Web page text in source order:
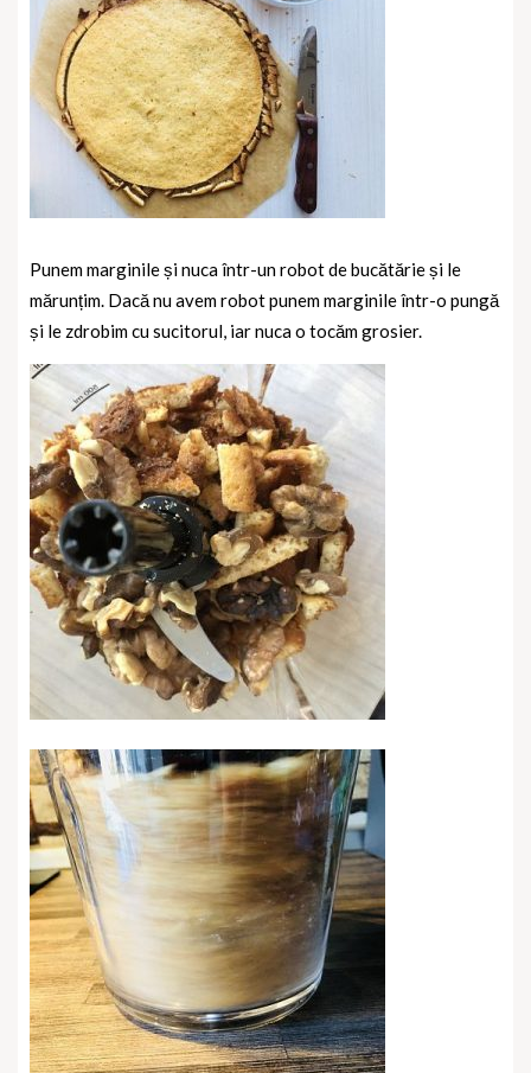
Punem marginile și nuca într-un robot de bucătărie și le
mărunțim. Dacă nu avem robot punem marginile într-o pungă
și le zdrobim cu sucitorul, iar nuca o tocăm grosier.